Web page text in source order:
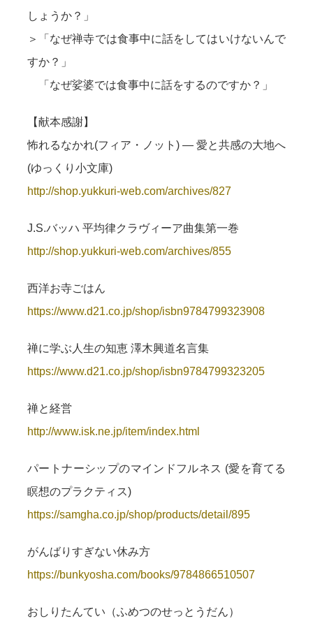
しょうか？」
＞「なぜ禅寺では食事中に話をしてはいけないんで
すか？」
「なぜ娑婆では食事中に話をするのですか？」
【献本感謝】
怖れるなかれ(フィア・ノット) — 愛と共感の大地へ
(ゆっくり小文庫)
http://shop.yukkuri-web.com/archives/827
J.S.バッハ 平均律クラヴィーア曲集第一巻
http://shop.yukkuri-web.com/archives/855
西洋お寺ごはん
https://www.d21.co.jp/shop/isbn9784799323908
禅に学ぶ人生の知恵 澤木興道名言集
https://www.d21.co.jp/shop/isbn9784799323205
禅と経営
http://www.isk.ne.jp/item/index.html
パートナーシップのマインドフルネス (愛を育てる
瞑想のプラクティス)
https://samgha.co.jp/shop/products/detail/895
がんばりすぎない休み方
https://bunkyosha.com/books/9784866510507
おしりたんてい（ふめつのせっとうだん）